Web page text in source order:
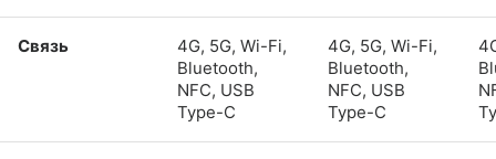
Связь
4G, 5G, Wi-Fi,
Bluetooth,
NFC, USB
Type-C
4G, 5G, Wi-Fi,
Bluetooth,
NFC, USB
Type-C